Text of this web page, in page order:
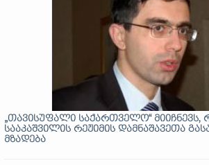
„თავისუფალი საქართველო“ მიიჩნევს,
სააკაშვილის რეჟიმის დამნაშავეთა
მზადება